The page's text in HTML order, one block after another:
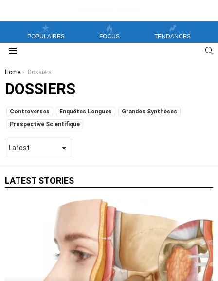
POPULAIRES FOCUS TENDANCES
You are here:
Home Dossiers
DOSSIERS
SUBTERMS
Controverses Enquêtes Longues
Grandes Synthèses
Prospective Scientifique
LATEST STORIES